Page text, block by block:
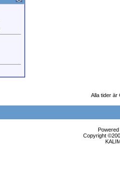
Alla tider är
Copyright